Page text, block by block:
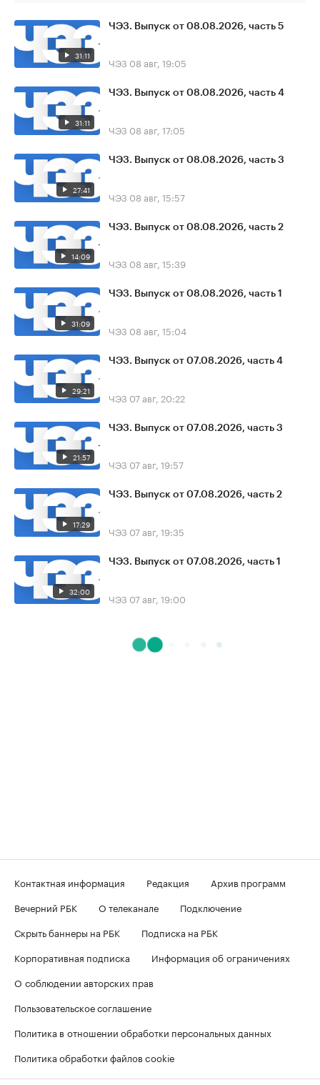
31:11
ЧЭЗ. Выпуск от 08.08.2026, часть 5
ЧЭЗ 08 авг, 19:05
31:11
ЧЭЗ. Выпуск от 08.08.2026, часть 4
ЧЭЗ 08 авг, 17:05
27:41
ЧЭЗ. Выпуск от 08.08.2026, часть 3
ЧЭЗ 08 авг, 15:57
14:09
ЧЭЗ. Выпуск от 08.08.2026, часть 2
ЧЭЗ 08 авг, 15:39
31:09
ЧЭЗ. Выпуск от 08.08.2026, часть 1
ЧЭЗ 08 авг, 15:04
29:21
ЧЭЗ. Выпуск от 07.08.2026, часть 4
ЧЭЗ 07 авг, 20:22
21:57
ЧЭЗ. Выпуск от 07.08.2026, часть 3
ЧЭЗ 07 авг, 19:57
17:29
ЧЭЗ. Выпуск от 07.08.2026, часть 2
ЧЭЗ 07 авг, 19:35
32:00
ЧЭЗ. Выпуск от 07.08.2026, часть 1
ЧЭЗ 07 авг, 19:00
Контактная информация Редакция
Архив программ
Вечерний РБК
О телеканале
Подключение
Скрыть баннеры на РБК
Подписка на РБК
Корпоративная подписка
Информация об ограничениях
О соблюдении авторских прав
Пользовательское соглашение
Политика в отношении обработки персональных данных
Политика обработки файлов cookie